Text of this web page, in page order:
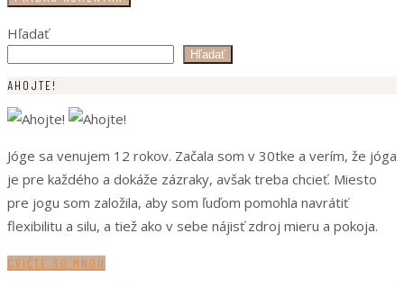
Hľadať
Hľadať
AHOJTE!
Jóge sa venujem 12 rokov. Začala som v 30tke a verím, že jóga
je pre každého a dokáže zázraky, avšak treba chcieť. Miesto
pre jogu som založila, aby som ľuďom pomohla navrátiť
flexibilitu a silu, a tiež ako v sebe nájisť zdroj mieru a pokoja.
CVIČTE SO MNOU